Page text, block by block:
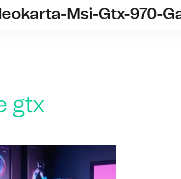
Msi-Gtx-970-
gtx